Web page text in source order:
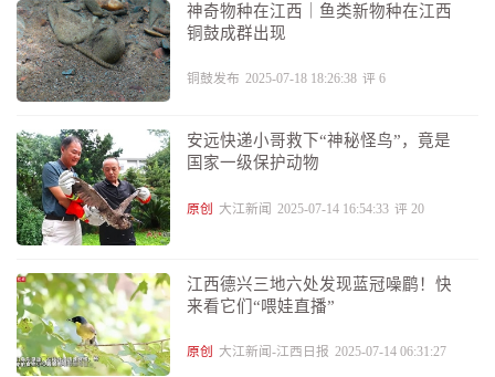
神奇物种在江西｜鱼类新物种在江西
铜鼓成群出现
铜鼓发布 2025-07-18 18:26:38 评6
安远快递小哥救下“神秘怪鸟”，竟是
国家一级保护动物
原创 大江新闻 2025-07-14 16:54:33 评 20
江西德兴三地六处发现蓝冠噪鹛！快
来看它们“喂娃直播”
原创 大江新闻-江西日报 2025-07-14 06:31:27